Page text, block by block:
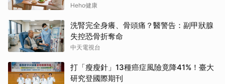
Heho健康
洗腎完全身癢、骨頭痛？醫警告：副甲狀腺
失控恐骨折奪命
中天電視台
打「瘦瘦針」13種癌症風險竟降41%！臺大
研究登國際期刊